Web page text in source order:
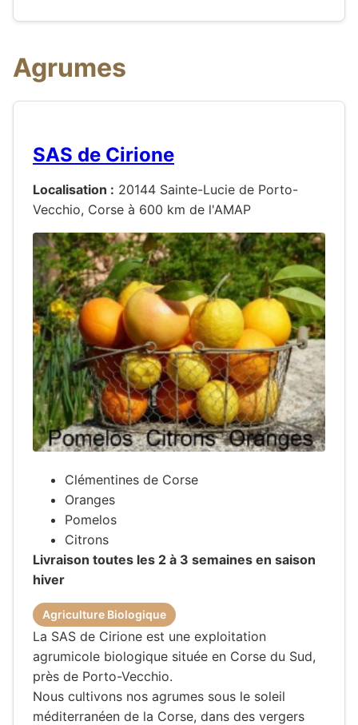
Agrumes
SAS de Cirione
Localisation : 20144 Sainte-Lucie de Porto-
Vecchio, Corse à 600 km de l'AMAP
Clémentines de Corse
Oranges
Pomelos
Citrons
Livraison toutes les 2 à 3 semaines en saison
hiver
Agriculture Biologique
La SAS de Cirione est une exploitation
agrumicole biologique située en Corse du Sud,
près de Porto-Vecchio.
Nous cultivons nos agrumes sous le soleil
méditerranéen de la Corse, dans des vergers